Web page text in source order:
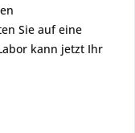
Sie auf eine
kann jetzt Ihr